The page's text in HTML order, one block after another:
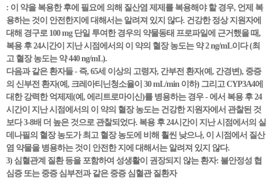
: 이 약을 복용한 후에 필요에 의해 질산염 제제를 복용해야 할 경우, 언제 복
용하는 것이 안전한지에 대해서는 알려져 있지 않다. 건강한 정상 지원자에
대해 경구로 100 mg 단일 투여한 경우의 약물동태 프로파일에 근거했을 때,
복용 후 24시간이 지난 시점에서의 이 약의 혈장 농도는 약 2 ng/mL이다 (최
고 혈장 농도는 약 440 ng/mL).
다음과 같은 환자들 - 즉, 65세 이상의 고령자, 간부전 환자(예, 간경변), 중증
의 신부전 환자(예, 크레아티닌청소율이 30 mL/min 이하) 그리고 CYP3A4에
대한 강력한 억제제(예, 에리트로마이신)를 병용하는 경우 - 에서 복용 후 24
시간이 지난 시점에서의 이 약의 혈장 농도는 건강한 지원자에서 관찰된 것
보다 3-8배 더 높은 것으로 관찰되었다. 복용 후 24시간이 지난 시점에서의 실
데나필의 혈장 농도가 최고 혈장 농도에 비해 훨씬 낮으나, 이 시점에서 질산
염 약물을 병용하는 것이 안전한 지에 대해서는 알려져 있지 않다.
3) 심혈관계 질환 등을 포함하여 성생활이 권장되지 않는 환자: 불안정성 협
심증 또는 중증 심부전과 같은 중증 심혈관 질환자